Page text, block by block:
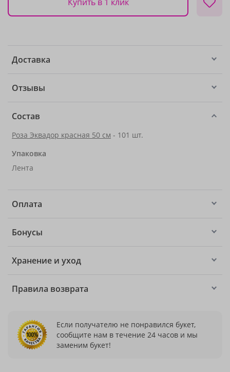
Доставка
Отзывы
Состав
Роза Эквадор красная 50 см - 101 шт.
Упаковка
Лента
Оплата
Бонусы
Хранение и уход
Правила возврата
Если получателю не понравился букет,
сообщите нам в течение 24 часов и мы
заменим букет!